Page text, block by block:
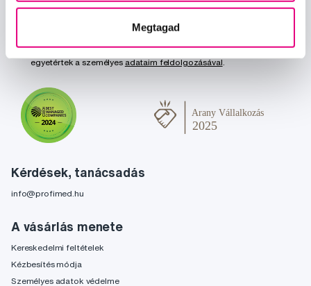
Megtagad
Kérdések, tanácsadás
info@profimed.hu
A vásárlás menete
Kereskedelmi feltételek
Kézbesítés módja
Személyes adatok védelme
Iratkozz fel
Szeretnék tájékoztatást kapni a hírekről és ajánlatokról és
egyetértek a személyes adataim feldolgozásával